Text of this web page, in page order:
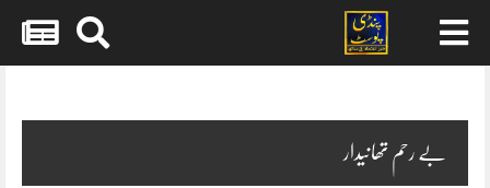
بے رحم تھانیدار